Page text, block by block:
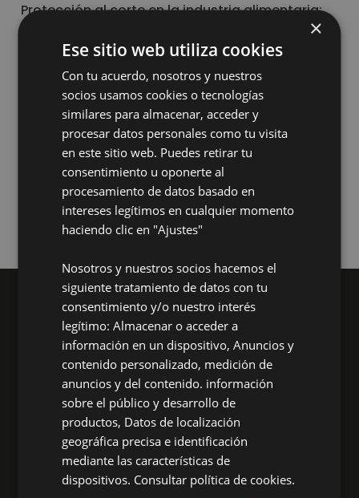
Protección al corte en la industria alimentaria:
por qué elegir el guante adecuado marca la
diferencia
Lijado eficiente: cuando el problema no es el
proceso, sino cómo lo abordamos
28 May, 2026
Dexis Ibérica
Tu aliado industrial
Aviso legal
×
Ese sitio web utiliza cookies
Con tu acuerdo, nosotros y nuestros
socios usamos cookies o tecnologías
similares para almacenar, acceder y
procesar datos personales como tu visita
en este sitio web. Puedes retirar tu
consentimiento u oponerte al
procesamiento de datos basado en
intereses legítimos en cualquier momento
haciendo clic en "Ajustes"
Nosotros y nuestros socios hacemos el
siguiente tratamiento de datos con tu
consentimiento y/o nuestro interés
legítimo: Almacenar o acceder a
información en un dispositivo, Anuncios y
contenido personalizado, medición de
anuncios y del contenido. información
sobre el público y desarrollo de
productos, Datos de localización
geográfica precisa e identificación
mediante las características de
dispositivos. Consultar política de cookies.